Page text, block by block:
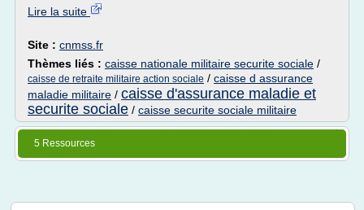
Lire la suite
Site : cnmss.fr
Thèmes liés : caisse nationale militaire securite sociale /
caisse de retraite militaire action sociale / caisse d assurance
maladie militaire / caisse d'assurance maladie et
securite sociale / caisse securite sociale militaire
5 Ressources